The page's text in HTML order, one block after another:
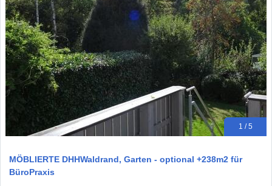
1 / 5
MÖBLIERTE DHHWaldrand, Garten - optional +238m2 für
BüroPraxis